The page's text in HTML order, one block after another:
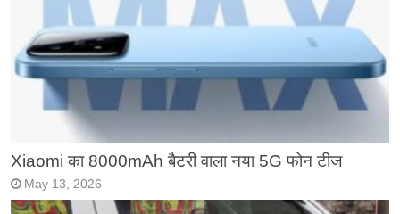
Xiaomi का 8000mAh बैटरी वाला नया 5G फोन टीज
May 13, 2026